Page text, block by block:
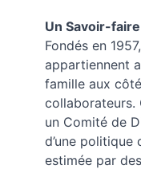
Un Savoir-
Fondés en
appartiennent
famille aux
collaborateurs.
un Comité de
d’une politique
estimée par